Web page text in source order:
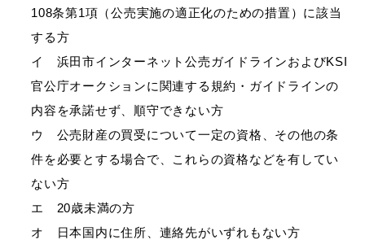
引っ越し・住まい 就職・退職
高齢者・介護
目的から探す
108条第1項（公売実施の適正化のための措置）に該当
する方
イ 浜田市インターネット公売ガイドラインおよびKSI
官公庁オークションに関連する規約・ガイドラインの
内容を承諾せず、順守できない方
ウ 公売財産の買受について一定の資格、その他の条
件を必要とする場合で、これらの資格などを有してい
ない方
エ 20歳未満の方
オ 日本国内に住所、連絡先がいずれもない方